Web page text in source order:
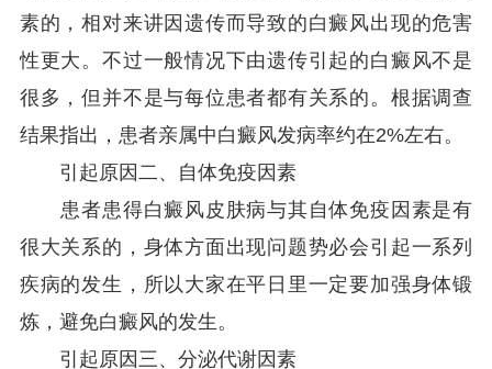
素的，相对来讲因遗传而导致的白癜风出现的危害
性更大。不过一般情况下由遗传引起的白癜风不是
很多，但并不是与每位患者都有关系的。根据调查
结果指出，患者亲属中白癜风发病率约在2%左右。
引起原因二、自体免疫因素
患者患得白癜风皮肤病与其自体免疫因素是有
很大关系的，身体方面出现问题势必会引起一系列
疾病的发生，所以大家在平日里一定要加强身体锻
炼，避免白癜风的发生。
引起原因三、分泌代谢因素